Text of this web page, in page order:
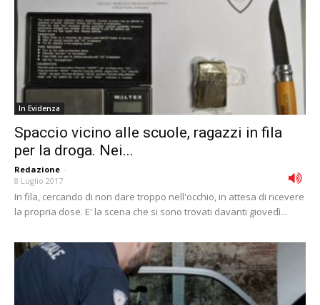
In Evidenza
Spaccio vicino alle scuole, ragazzi in fila
per la droga. Nei...
Redazione -
8 Luglio 2017
In fila, cercando di non dare troppo nell'occhio, in attesa di ricevere
la propria dose. E' la scena che si sono trovati davanti giovedì...